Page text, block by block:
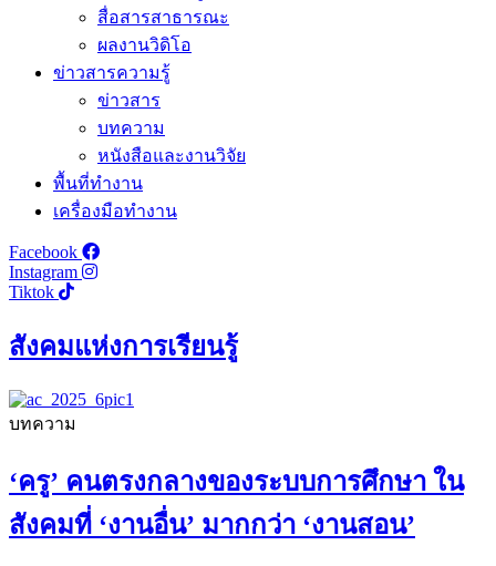
สื่อสารสาธารณะ
ผลงานวิดิโอ
ข่าวสารความรู้
ข่าวสาร
บทความ
หนังสือและงานวิจัย
พื้นที่ทำงาน
เครื่องมือทำงาน
Facebook
Instagram
Tiktok
สังคมแห่งการเรียนรู้
บทความ
‘ครู’ คนตรงกลางของระบบการศึกษา ใน
สังคมที่ ‘งานอื่น’ มากกว่า ‘งานสอน’